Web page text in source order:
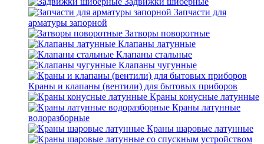
Запчасти для
арматуры запорной
Затворы поворотные
Клапаны латунные
Клапаны стальные
Клапаны чугунные
Краны и клапаны (вентили) для бытовых приборов
Краны конусные латунные
Краны латунные
водоразборные
Краны шаровые латунные